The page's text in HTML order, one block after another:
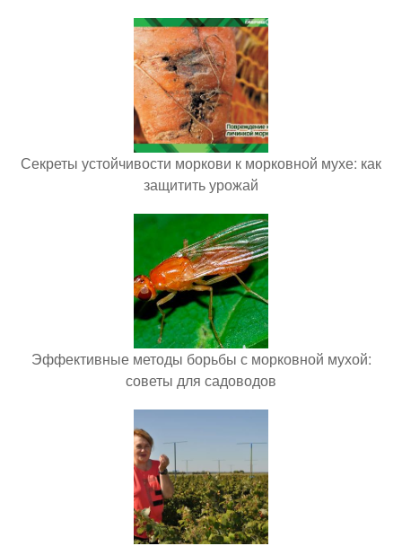
Секреты устойчивости моркови к морковной мухе: как
защитить урожай
Эффективные методы борьбы с морковной мухой:
советы для садоводов